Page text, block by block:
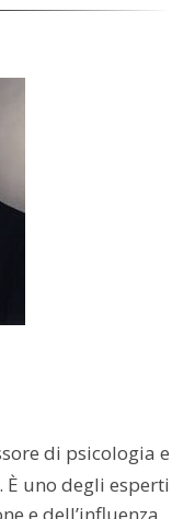
di psicologia e
È uno degli esperti